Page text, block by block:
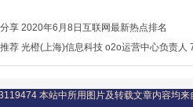
享 2020年6月8日互联网最新热点排名
荐 光橙(上海)信息科技 o2o运营中心负责人
本站中所用图片及转载文章内容均